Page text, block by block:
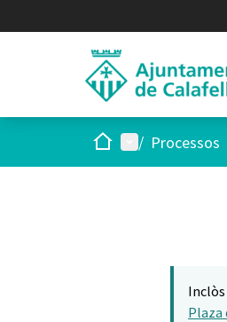
Inici Menú principal
/ Processos
Inclòs
Plaza